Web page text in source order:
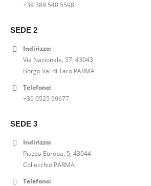
+39 389 548 5598
SEDE 2
Indirizzo:
Via Nazionale, 57, 43043
Borgo Val di Taro PARMA
Telefono:
+39 0525 99677
SEDE 3
Indirizzo:
Piazza Europa, 5, 43044
Collecchio PARMA
Telefono: